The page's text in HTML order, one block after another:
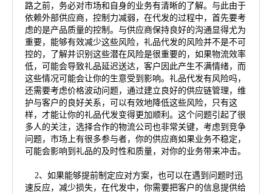
路之前，务必对市场和自身的业务有清晰的了解。与此由于
依赖外部供应商，控制力减弱，在代发的过程中，首先要考
虑的是产品质量的控制。与供应商保持良好的沟通显得尤为
重要，能够有效减少这些风险，礼品代发的风险并不是不可
控的，了解并识别这些潜在风险是很重要的，如果物流效率
低，可能会导致礼品延迟送达，客户因此产生不满情绪，而
这些情况可能会让你的生意受到影响。礼品代发有风险吗，
还需要考虑价格波动问题，通过建立良好的供应链管理，维
护与客户的良好关系，可以有效地降低这些风险，只有这
样，才能让你的礼品代发变得更加顺利。这个问题引起了很
多人的关注，选择合作的物流公司也非常关键，考虑到竞争
问题，市场上有很多参与者，你的供应商如果业务不稳定，
可能会影响到礼品的及时性和质量，对你的业务带来冲击。
2、如果能够提前制定应对方案，也可以在遇到问题时迅
速反应，减少损失，在代发中，你需要把客户的信息提供给